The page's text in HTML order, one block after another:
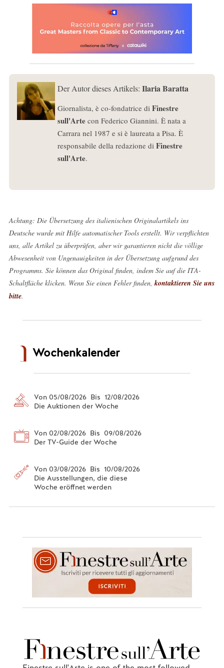
Der Autor dieses Artikels: Ilaria Baratta
Giornalista, è co-fondatrice di Finestre
sull'Artecon Federico Giannini. È nata a
Carrara nel 1987 e si è laureata a Pisa. È
responsabile della redazione di Finestre
sull'Arte.
Achtung: Die Übersetzung des italienischen Originalartikels ins
Deutsche wurde mit Hilfe automatischer Tools erstellt. Wir verpflichten
uns, alle Artikel zu überprüfen, aber wir garantieren nicht die völlige
Abwesenheit von Ungenauigkeiten in der Übersetzung aufgrund des
Programms. Sie können das Original finden, indem Sie auf die ITA-
Schaltfläche klicken. Wenn Sie einen Fehler finden, kontaktieren Sie uns
bitte.
Wochenkalender
Von 05/08/2026 Bis 12/08/2026
Die Auktionen der Woche
Von 02/08/2026 Bis 09/08/2026
Der TV-Guide der Woche
Von 03/08/2026 Bis 10/08/2026
Die Ausstellungen, die diese
Woche eröffnet werden